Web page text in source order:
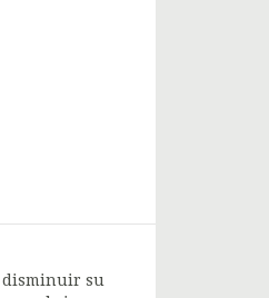
disminuir su